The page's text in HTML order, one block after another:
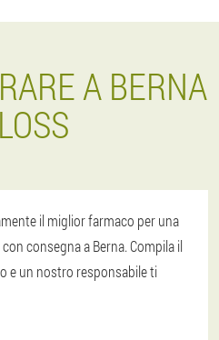
A BERNA
il miglior farmaco per una
consegna a Berna. Compila il
e un nostro responsabile ti